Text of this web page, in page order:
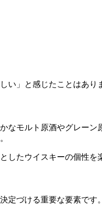
」と感じたことはあ
なモルト原酒やグレー
したウイスキーの個性を
づける重要な要素で